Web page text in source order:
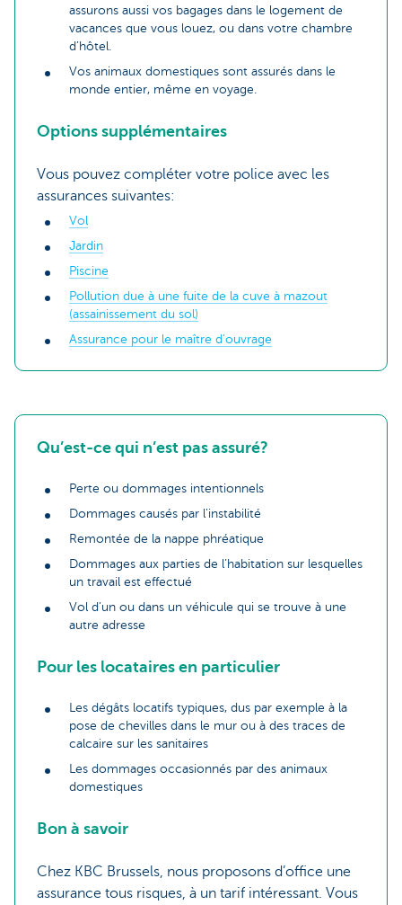
assurons aussi vos bagages dans le logement de
vacances que vous louez, ou dans votre chambre
d’hôtel.
Vos animaux domestiques sont assurés dans le
monde entier, même en voyage.
Options supplémentaires
Vous pouvez compléter votre police avec les
assurances suivantes:
Vol
Jardin
Piscine
Pollution due à une fuite de la cuve à mazout
(assainissement du sol)
Assurance pour le maître d’ouvrage
Qu’est-ce qui n’est pas assuré?
Perte ou dommages intentionnels
Dommages causés par l'instabilité
Remontée de la nappe phréatique
Dommages aux parties de l’habitation sur lesquelles
un travail est effectué
Vol d’un ou dans un véhicule qui se trouve à une
autre adresse
Pour les locataires en particulier
Les dégâts locatifs typiques, dus par exemple à la
pose de chevilles dans le mur ou à des traces de
calcaire sur les sanitaires
Les dommages occasionnés par des animaux
domestiques
Bon à savoir
Chez KBC Brussels, nous proposons d’office une
assurance tous risques, à un tarif intéressant. Vous